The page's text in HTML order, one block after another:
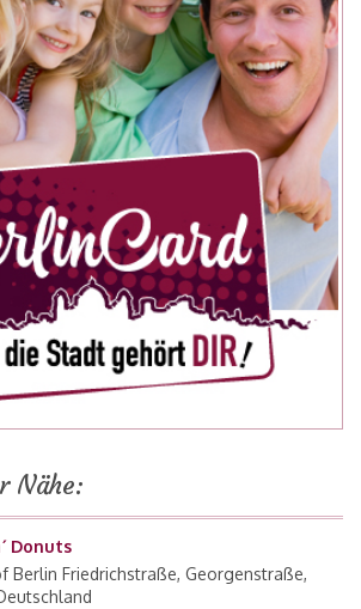
Nähe:
Donuts
Berlin Friedrichstraße, Georgenstraße,